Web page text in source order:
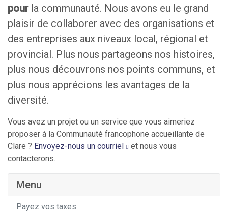
pourla communauté. Nous avons eu le grand
plaisir de collaborer avec des organisations et
des entreprises aux niveaux local, régional et
provincial. Plus nous partageons nos histoires,
plus nous découvrons nos points communs, et
plus nous apprécions les avantages de la
diversité.
Vous avez un projet ou un service que vous aimeriez
proposer à la Communauté francophone accueillante de
Clare ? Envoyez-nous un courriel
et nous vous
contacterons.
Menu
Payez vos taxes